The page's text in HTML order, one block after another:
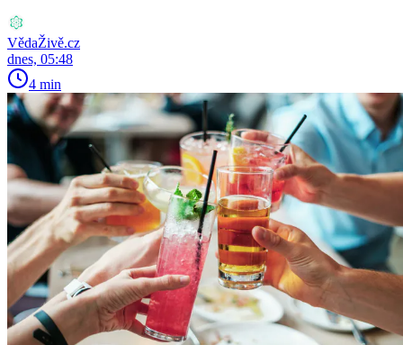
VědaŽivě.cz
dnes, 05:48
4 min